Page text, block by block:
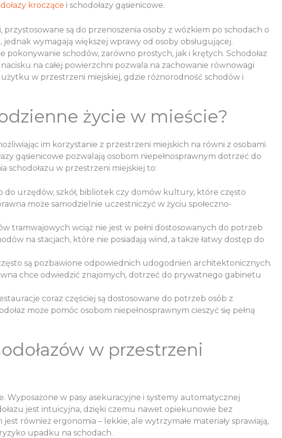
kroczące i schodołazy gąsienicowe.
są do przenoszenia osoby z wózkiem po schodach o
wymagają większej wprawy od osoby obsługującej.
pokonywanie schodów, zarówno prostych, jak i krętych. Schodołaz
na całej powierzchni pozwala na zachowanie równowagi
w przestrzeni miejskiej, gdzie różnorodność schodów i
życie w mieście?
im korzystanie z przestrzeni miejskich na równi z osobami
gąsienicowe pozwalają osobom niepełnosprawnym dotrzeć do
schodołazu w przestrzeni miejskiej to:
do urzędów, szkół, bibliotek czy domów kultury, które często
może samodzielnie uczestniczyć w życiu społeczno-
tramwajowych wciąż nie jest w pełni dostosowanych do potrzeb
na stacjach, które nie posiadają wind, a także łatwy dostęp do
są pozbawione odpowiednich udogodnień architektonicznych.
chce odwiedzić znajomych, dotrzeć do prywatnego gabinetu
coraz częściej są dostosowane do potrzeb osób z
może pomóc osobom niepełnosprawnym cieszyć się pełną
w przestrzeni
Wyposażone w pasy asekuracyjne i systemy automatycznej
jest intuicyjna, dzięki czemu nawet opiekunowie bez
również ergonomia – lekkie, ale wytrzymałe materiały sprawiają,
upadku na schodach.